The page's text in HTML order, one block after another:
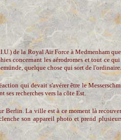
de la Royal Air Force à Medmenham
concernant les aérodromes et tout ce
quelque chose qui sort de
qui devait s'avérer être le
recherches vers la côte Est.
La ville est à ce moment là
son appareil photo et prend